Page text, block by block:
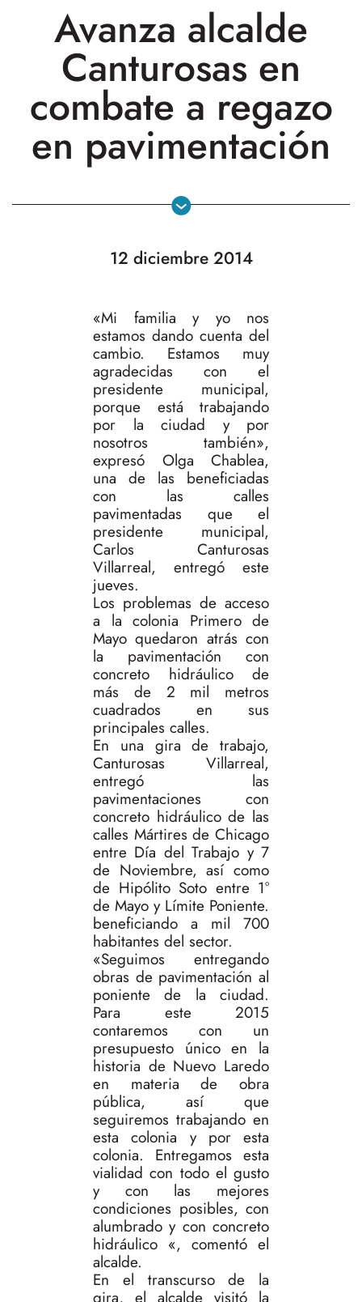
Avanza alcalde
Canturosas en
combate a regazo
en pavimentación
12 diciembre 2014
«Mi familia y yo nos
estamos dando cuenta del
cambio. Estamos muy
agradecidas con el
presidente municipal,
porque está trabajando
por la ciudad y por
nosotros también»,
expresó Olga Chablea,
una de las beneficiadas
con las calles
pavimentadas que el
presidente municipal,
Carlos Canturosas
Villarreal, entregó este
jueves.
Los problemas de acceso
a la colonia Primero de
Mayo quedaron atrás con
la pavimentación con
concreto hidráulico de
más de 2 mil metros
cuadrados en sus
principales calles.
En una gira de trabajo,
Canturosas Villarreal,
entregó las
pavimentaciones con
concreto hidráulico de las
calles Mártires de Chicago
entre Día del Trabajo y 7
de Noviembre, así como
de Hipólito Soto entre 1°
de Mayo y Límite Poniente.
beneficiando a mil 700
habitantes del sector.
«Seguimos entregando
obras de pavimentación al
poniente de la ciudad.
Para este 2015
contaremos con un
presupuesto único en la
historia de Nuevo Laredo
en materia de obra
pública, así que
seguiremos trabajando en
esta colonia y por esta
colonia. Entregamos esta
vialidad con todo el gusto
y con las mejores
condiciones posibles, con
alumbrado y con concreto
hidráulico «, comentó el
alcalde.
En el transcurso de la